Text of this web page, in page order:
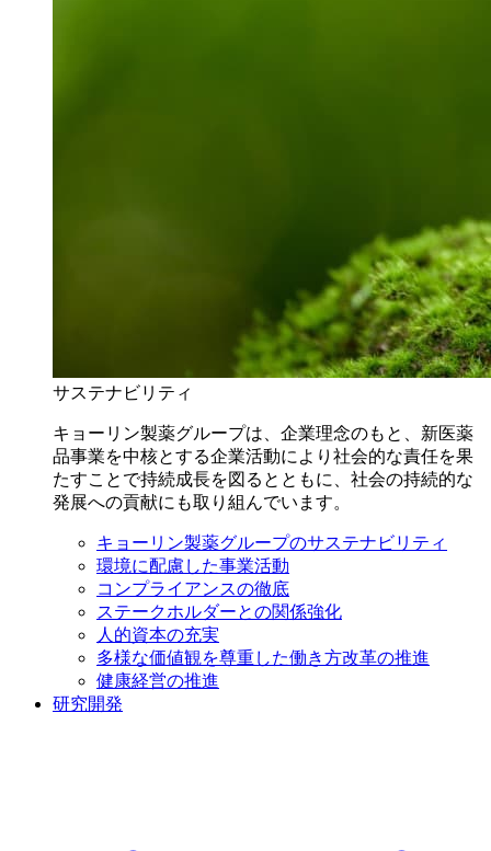
サステナビリティ
キョーリン製薬グループは、企業理念のもと、新医薬
品事業を中核とする企業活動により社会的な責任を果
たすことで持続成長を図るとともに、社会の持続的な
発展への貢献にも取り組んでいます。
キョーリン製薬グループのサステナビリティ
環境に配慮した事業活動
コンプライアンスの徹底
ステークホルダーとの関係強化
人的資本の充実
多様な価値観を尊重した働き方改革の推進
健康経営の推進
研究開発